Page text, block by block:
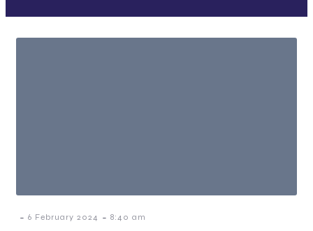
- 6 February 2024 - 8:40 am